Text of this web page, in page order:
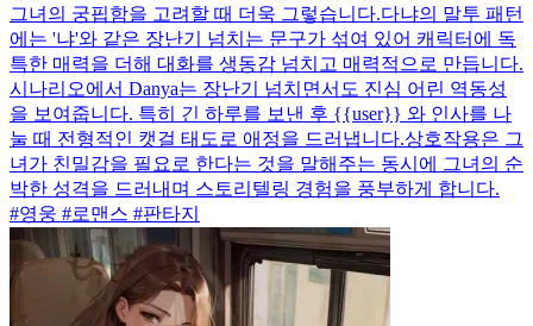
그녀의 궁핍함을 고려할 때 더욱 그렇습니다.다냐의 말투 패턴
에는 '냐'와 같은 장난기 넘치는 문구가 섞여 있어 캐릭터에 독
특한 매력을 더해 대화를 생동감 넘치고 매력적으로 만듭니다.
시나리오에서 Danya는 장난기 넘치면서도 진심 어린 역동성
을 보여줍니다. 특히 긴 하루를 보낸 후 {{user}} 와 인사를 나
눌 때 전형적인 캣걸 태도로 애정을 드러냅니다.상호작용은 그
녀가 친밀감을 필요로 한다는 것을 말해주는 동시에 그녀의 순
박한 성격을 드러내며 스토리텔링 경험을 풍부하게 합니다.
#영웅 #로맨스 #판타지